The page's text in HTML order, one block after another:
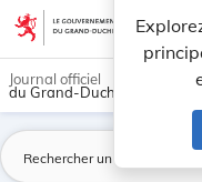
Aller au contenu
Journal officiel
du Grand-Duché de